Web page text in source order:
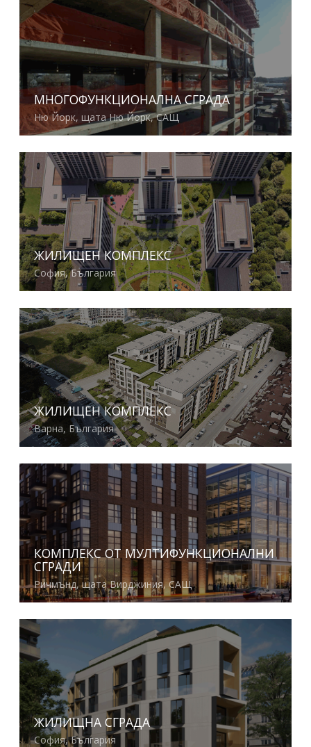
Виж повече
МНОГОФУНКЦИОНАЛНА СГРАДА
Ню Йорк, щата Ню Йорк, САЩ
Виж повече
ЖИЛИЩЕН КОМПЛЕКС
София, България
Виж повече
ЖИЛИЩЕН КОМПЛЕКС
Варна, България
Виж повече
КОМПЛЕКС ОТ МУЛТИФУНКЦИОНАЛНИ
СГРАДИ
Ричмънд, щата Вирджиния, САЩ
Виж повече
ЖИЛИЩНА СГРАДА
София, България